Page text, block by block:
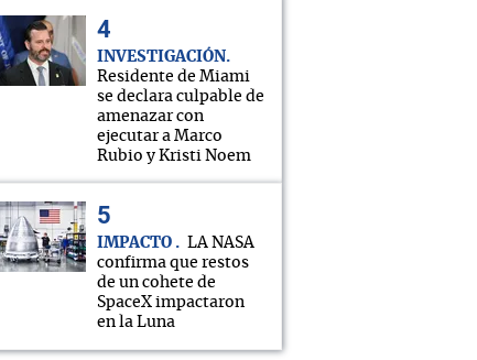
INVESTIGACIÓN
Residente de Miami
se declara culpable de
amenazar con
ejecutar a Marco
Rubio y Kristi Noem
IMPACTO
LA NASA
confirma que restos
de un cohete de
SpaceX impactaron
en la Luna